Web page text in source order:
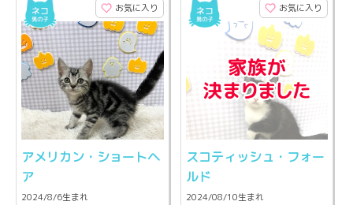
お気に入り
アメリカン・ショートヘ
ア
2024/8/6生まれ
お気に入り
スコティッシュ・フォー
ルド
2024/08/10生まれ